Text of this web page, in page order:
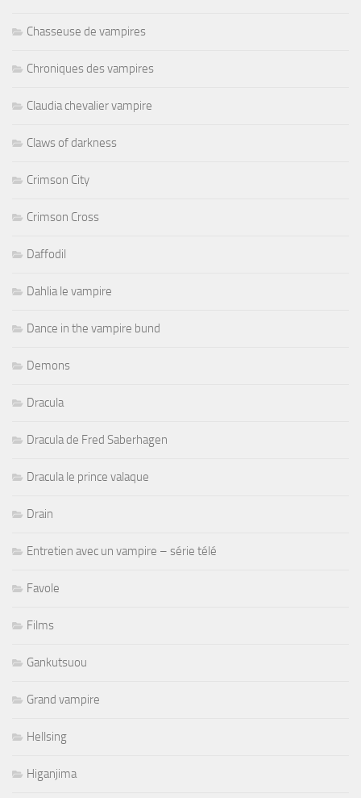
Chasseuse de vampires
Chroniques des vampires
Claudia chevalier vampire
Claws of darkness
Crimson City
Crimson Cross
Daffodil
Dahlia le vampire
Dance in the vampire bund
Demons
Dracula
Dracula de Fred Saberhagen
Dracula le prince valaque
Drain
Entretien avec un vampire – série télé
Favole
Films
Gankutsuou
Grand vampire
Hellsing
Higanjima